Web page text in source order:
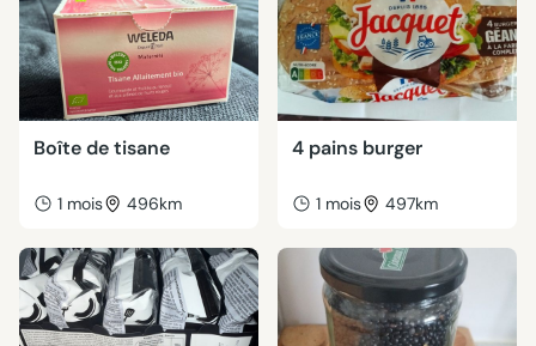
Boîte de tisane
1 mois 496km
4 pains burger
1 mois 497km